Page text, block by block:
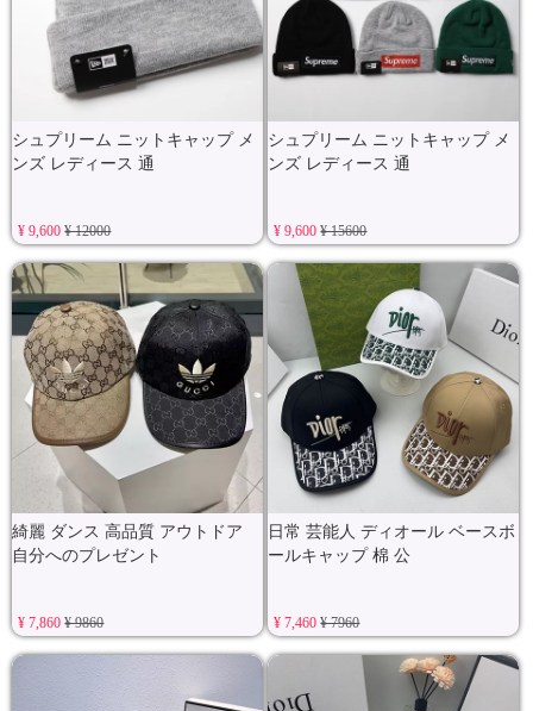
シュプリーム ニットキャップ メ
ンズ レディース 通
¥ 9,600¥ 12000
シュプリーム ニットキャップ メ
ンズ レディース 通
¥ 9,600¥ 15600
綺麗 ダンス 高品質 アウトドア
自分へのプレゼント
¥ 7,860¥ 9860
日常 芸能人 ディオール ベースボ
ールキャップ 棉 公
¥ 7,460¥ 7960